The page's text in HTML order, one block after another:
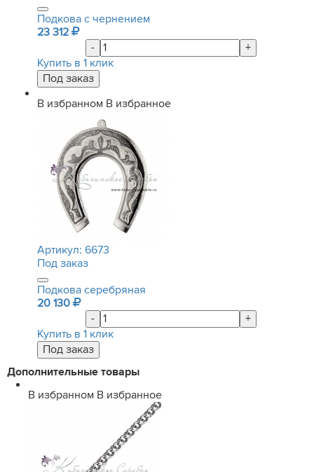
Подкова с чернением
23 312
-
+
Купить в 1 клик
В избранном В избранное
Артикул: 6673
Под заказ
Подкова серебряная
20 130
-
+
Купить в 1 клик
Дополнительные товары
В избранном В избранное